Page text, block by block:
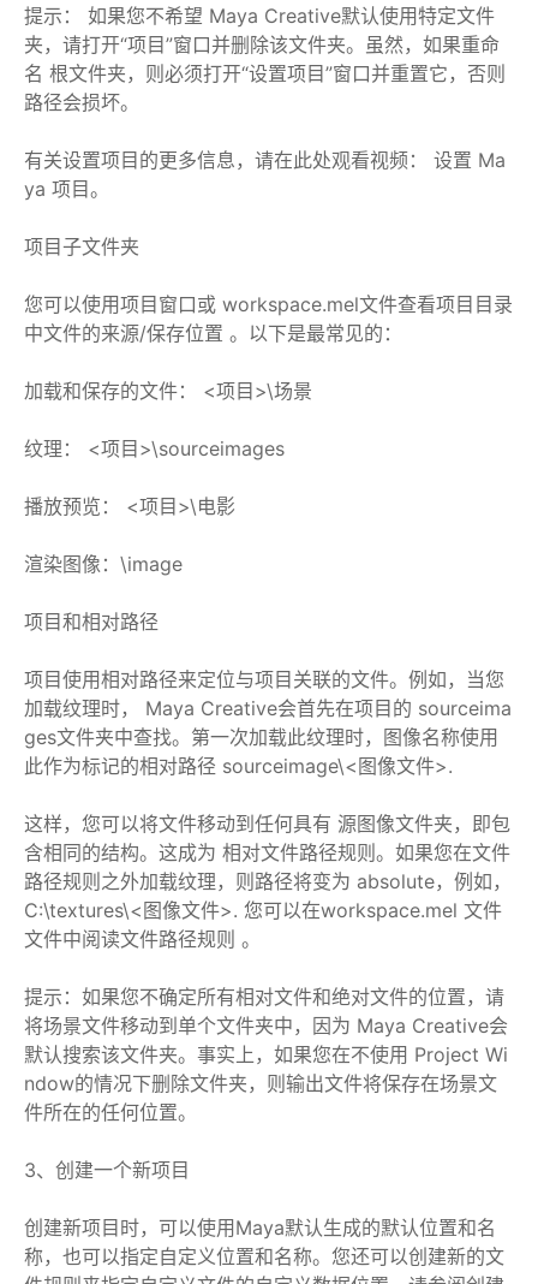
提示： 如果您不希望 Maya Creative默认使用特定文件
夹，请打开“项目”窗口并删除该文件夹。虽然，如果重命
名 根文件夹，则必须打开“设置项目”窗口并重置它，否则
路径会损坏。
有关设置项目的更多信息，请在此处观看视频： 设置 Ma
ya 项目。
项目子文件夹
您可以使用项目窗口或 workspace.mel文件查看项目目录
中文件的来源/保存位置 。以下是最常见的：
加载和保存的文件： <项目>\场景
纹理： <项目>\sourceimages
播放预览： <项目>\电影
渲染图像： \image
项目和相对路径
项目使用相对路径来定位与项目关联的文件。例如，当您
加载纹理时， Maya Creative会首先在项目的 sourceima
ges文件夹中查找。第一次加载此纹理时，图像名称使用
此作为标记的相对路径 sourceimage\<图像文件>.
这样，您可以将文件移动到任何具有 源图像文件夹，即包
含相同的结构。这成为 相对文件路径规则。如果您在文件
路径规则之外加载纹理，则路径将变为 absolute，例如，
C:\textures\<图像文件>. 您可以在workspace.mel 文件
文件中阅读文件路径规则 。
提示：如果您不确定所有相对文件和绝对文件的位置，请
将场景文件移动到单个文件夹中，因为 Maya Creative会
默认搜索该文件夹。事实上，如果您在不使用 Project Wi
ndow的情况下删除文件夹，则输出文件将保存在场景文
件所在的任何位置。
3、创建一个新项目
创建新项目时，可以使用Maya默认生成的默认位置和名
称，也可以指定自定义位置和名称。您还可以创建新的文